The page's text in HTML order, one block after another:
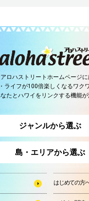
アロハストリートホームページに
ライフが100倍楽しくなるワク
たとハワイをリンクする機能が
ジャンルから選ぶ
島・エリアから選ぶ
はじめての方